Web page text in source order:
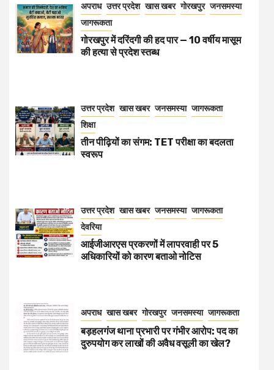
अपराध उत्तर प्रदेश खास खबर गोरखपुर जनसमस्या
जागरूकता
गोरखपुर में दरिंदगी की हद पार — 10 वर्षीय मासूम
की हत्या से प्रदेश स्तब्ध
उत्तर प्रदेश खास खबर जनसमस्या जागरूकता
शिक्षा
तीन पीढ़ियों का संगम: TET परीक्षा का बदलता
स्वरूप
उत्तर प्रदेश खास खबर जनसमस्या जागरूकता
देवरिया
आईजीआरएस प्रकरणों में लापरवाही पर 5
अधिकारियों को कारण बताओ नोटिस
अपराध खास खबर गोरखपुर जनसमस्या जागरूकता
बड़हलगंज थाना प्रभारी पर गंभीर आरोप: पद का
दुरुपयोग कर लाखों की अवैध वसूली का खेल?